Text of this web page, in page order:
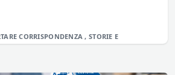
CORRISPONDENZA,STORIE E